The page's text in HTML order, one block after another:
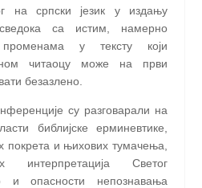
на српски језик у издању
са истим, намерно
у тексту који
читаоцу може на први
безазлено.
су разговарали на
библијске ерминевтике,
покрета и њихових тумачења,
интерпретација Светог
и опасности непознавања